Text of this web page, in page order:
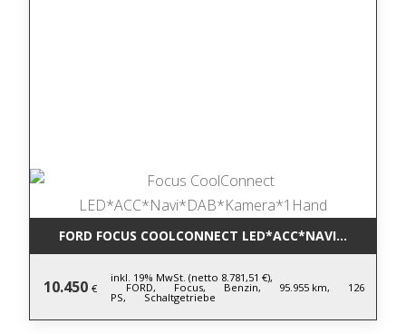
FORD FOCUS COOLCONNECT
10.450 €
inkl. 19% MwSt. (netto 8.781,51 €),
FORD, Focus, Benzin, 95.955 km, 126
PS, Schaltgetriebe